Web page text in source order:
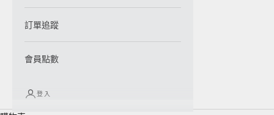
訂單追蹤
會員點數
登入